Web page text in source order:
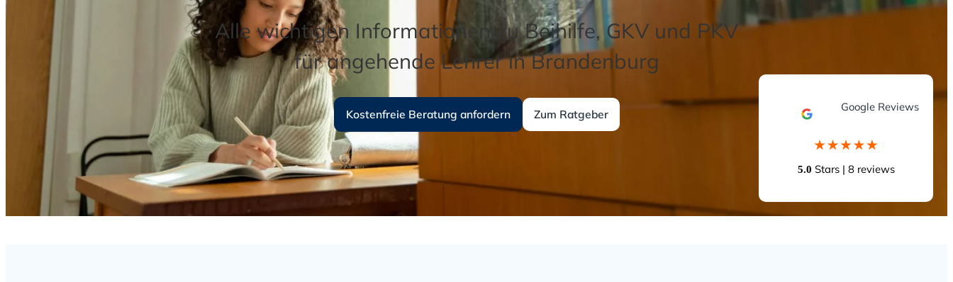
Alle wichtigen Informationen zu Beihilfe, GKV und PKV
für angehende Lehrer in Brandenburg
Kostenfreie Beratung anfordern Zum Ratgeber
Google Reviews
5.0 Stars | 8 reviews